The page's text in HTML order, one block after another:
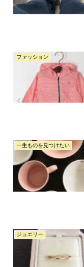
ファッション
一生ものを見つけたい
ジュエリー